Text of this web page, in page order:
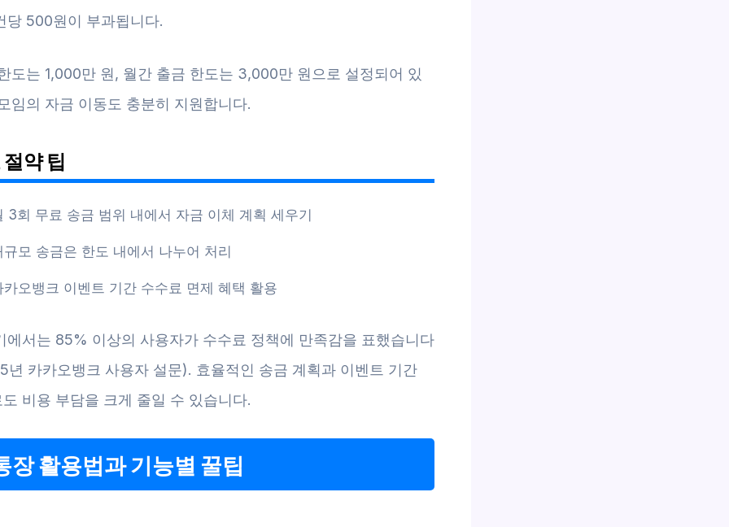
당 500원이 부과됩니다.
도는 1,000만 원, 월간 출금 한도는 3,000만 원으로 설정되어 있
임의 자금 이동도 충분히 지원합니다.
약 팁
3회 무료 송금 범위 내에서 자금 이체 계획 세우기
규모 송금은 한도 내에서 나누어 처리
카오뱅크 이벤트 기간 수수료 면제 혜택 활용
에서는 85% 이상의 사용자가 수수료 정책에 만족감을 표했습니다
년 카카오뱅크 사용자 설문). 효율적인 송금 계획과 이벤트 기간
비용 부담을 크게 줄일 수 있습니다.
장 활용법과 기능별 꿀팁